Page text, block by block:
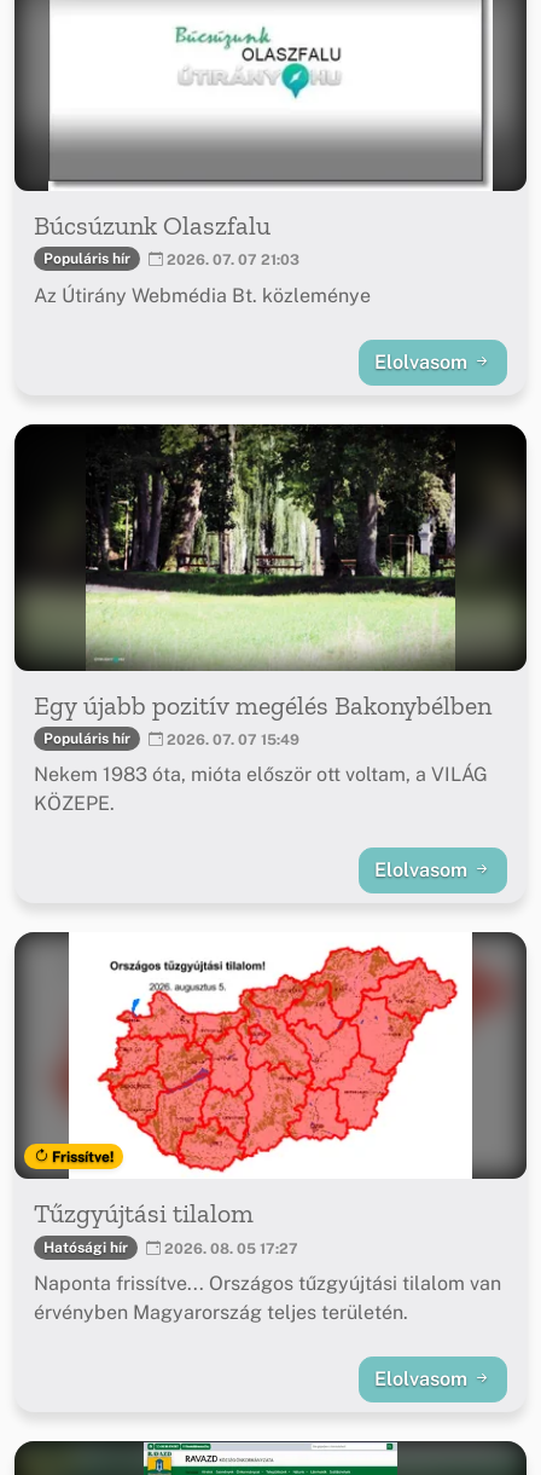
Búcsúzunk Olaszfalu
Populáris hír 2026. 07. 07 21:03
Az Útirány Webmédia Bt. közleménye
Elolvasom
Egy újabb pozitív megélés Bakonybélben
Populáris hír 2026. 07. 07 15:49
Nekem 1983 óta, mióta először ott voltam, a VILÁG
KÖZEPE.
Elolvasom
Frissítve!
Tűzgyújtási tilalom
Hatósági hír 2026. 08. 05 17:27
Naponta frissítve... Országos tűzgyújtási tilalom van
érvényben Magyarország teljes területén.
Elolvasom